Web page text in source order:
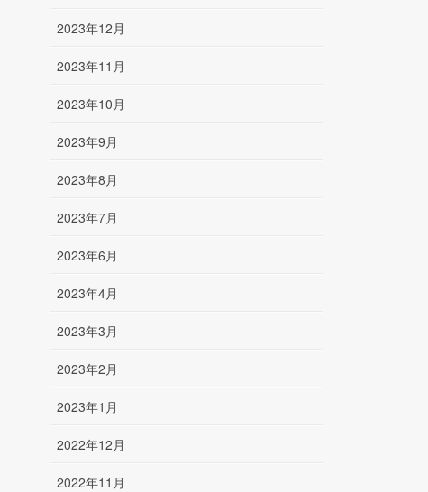
2023年12月
2023年11月
2023年10月
2023年9月
2023年8月
2023年7月
2023年6月
2023年4月
2023年3月
2023年2月
2023年1月
2022年12月
2022年11月